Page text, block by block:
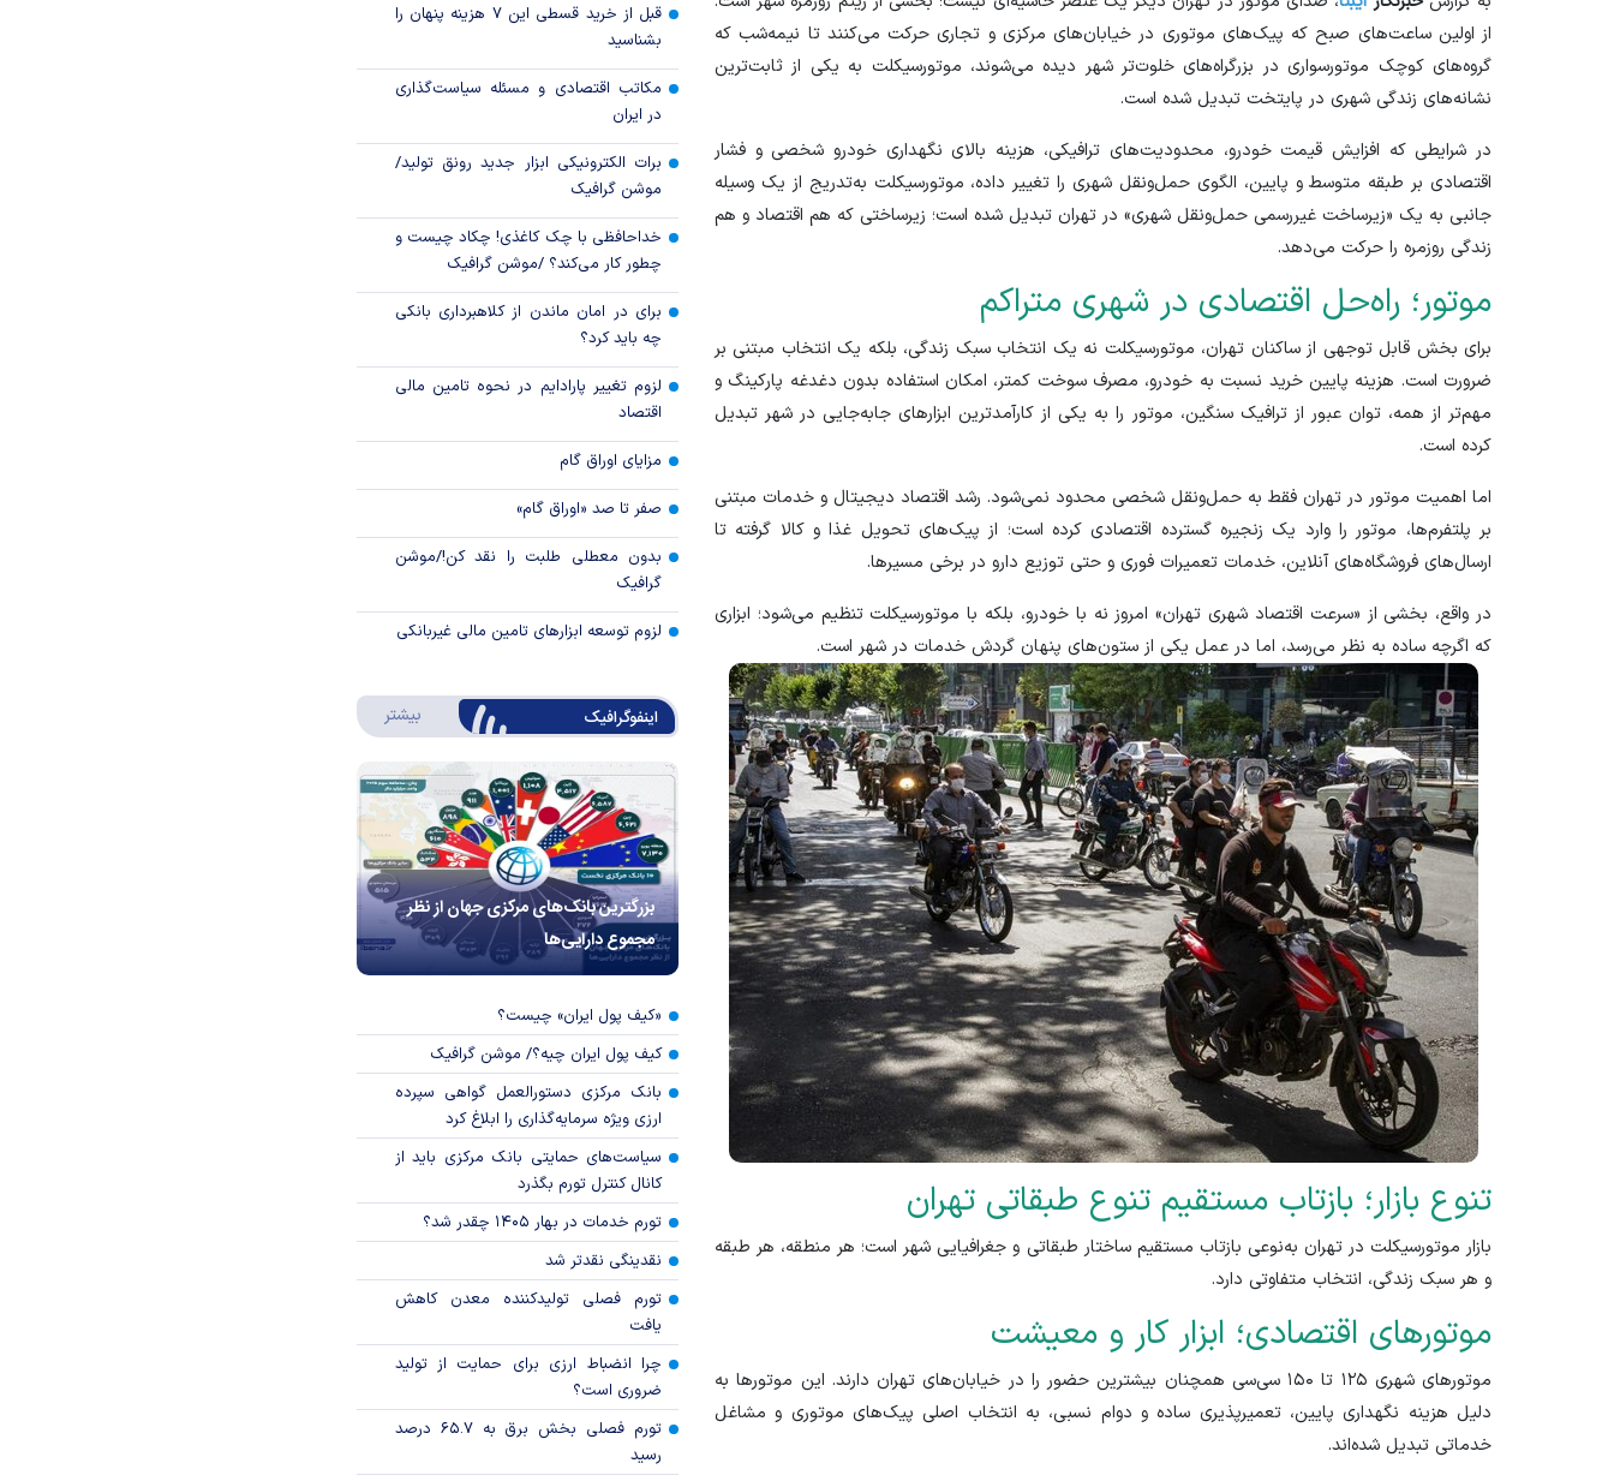
از اولین ساعت‌های صبح که پیک‌های موتوری در خیابان‌های مرکزی و تجاری حرکت می‌کنند تا نیمه‌شب که
گروه‌های کوچک موتورسواری در بزرگراه‌های خلوت‌تر شهر دیده می‌شوند، موتورسیکلت به یکی از ثابت‌ترین
نشانه‌های زندگی شهری در پایتخت تبدیل شده است.
در شرایطی که افزایش قیمت خودرو، محدودیت‌های ترافیکی، هزینه بالای نگهداری خودرو شخصی و فشار
اقتصادی بر طبقه متوسط و پایین، الگوی حمل‌ونقل شهری را تغییر داده، موتورسیکلت به‌تدریج از یک وسیله
جانبی به یک «زیرساخت غیررسمی حمل‌ونقل شهری» در تهران تبدیل شده است؛ زیرساختی که هم اقتصاد و هم
زندگی روزمره را حرکت می‌دهد.
موتور؛ راه‌حل اقتصادی در شهری متراکم
برای بخش قابل توجهی از ساکنان تهران، موتورسیکلت نه یک انتخاب سبک زندگی، بلکه یک انتخاب مبتنی بر
ضرورت است. هزینه پایین خرید نسبت به خودرو، مصرف سوخت کمتر، امکان استفاده بدون دغدغه پارکینگ و
مهم‌تر از همه، توان عبور از ترافیک سنگین، موتور را به یکی از کارآمدترین ابزار‌های جابه‌جایی در شهر تبدیل
کرده است.
اما اهمیت موتور در تهران فقط به حمل‌ونقل شخصی محدود نمی‌شود. رشد اقتصاد دیجیتال و خدمات مبتنی
بر پلتفرم‌ها، موتور را وارد یک زنجیره گسترده اقتصادی کرده است؛ از پیک‌های تحویل غذا و کالا گرفته تا
ارسال‌های فروشگاه‌های آنلاین، خدمات تعمیرات فوری و حتی توزیع دارو در برخی مسیرها.
در واقع، بخشی از «سرعت اقتصاد شهری تهران» امروز نه با خودرو، بلکه با موتورسیکلت تنظیم می‌شود؛ ابزاری
که اگرچه ساده به نظر می‌رسد، اما در عمل یکی از ستون‌های پنهان گردش خدمات در شهر است.
تنوع بازار؛ بازتاب مستقیم تنوع طبقاتی تهران
بازار موتورسیکلت در تهران به‌نوعی بازتاب مستقیم ساختار طبقاتی و جغرافیایی شهر است؛ هر منطقه، هر طبقه
و هر سبک زندگی، انتخاب متفاوتی دارد.
موتور‌های اقتصادی؛ ابزار کار و معیشت
موتور‌های شهری ۱۲۵ تا ۱۵۰ سی‌سی همچنان بیشترین حضور را در خیابان‌های تهران دارند. این موتور‌ها به
دلیل هزینه نگهداری پایین، تعمیرپذیری ساده و دوام نسبی، به انتخاب اصلی پیک‌های موتوری و مشاغل
خدماتی تبدیل شده‌اند.
مهم‌ترین پروژه همتی در سال ۱۴۰۵
نفت، واسطه‌گری مالی و معدن نقطه
اتکای اقتصاد
قبل از خرید قسطی این ۷ هزینه پنهان را
بشناسید
مکاتب اقتصادی و مسئله سیاست‌گذاری
در ایران
برات الکترونیکی ابزار جدید رونق تولید/
موشن گرافیک
خداحافظی با چک کاغذی! چکاد چیست و
چطور کار می‌کند؟ /موشن گرافیک
برای در امان ماندن از کلاهبرداری بانکی
چه باید کرد؟
لزوم تغییر پارادایم در نحوه تامین مالی
اقتصاد
مزایای اوراق گام
صفر تا صد «اوراق گام»
بدون معطلی طلبت را نقد کن!/موشن
گرافیک
لزوم توسعه ابزارهای تامین مالی غیربانکی
اینفوگرافیک بیشتر درباره اینفوگرافیک
بزرگترین بانک‌های مرکزی جهان از نظر
مجموع دارایی‌ها
«کیف پول ایران» چیست؟
کیف پول ایران چیه؟/ موشن گرافیک
بانک مرکزی دستورالعمل گواهی سپرده
ارزی ویژه سرمایه‌گذاری را ابلاغ کرد
سیاست‌های حمایتی بانک مرکزی باید از
کانال کنترل تورم بگذرد
تورم خدمات در بهار ۱۴۰۵ چقدر شد؟
نقدینگی نقدتر شد
تورم فصلی تولیدکننده معدن کاهش
یافت
چرا انضباط ارزی برای حمایت از تولید
ضروری است؟
تورم فصلی بخش برق به ۶۵.۷ درصد
رسید